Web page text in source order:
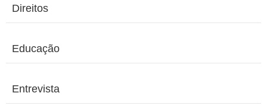
Direitos
Educação
Entrevista